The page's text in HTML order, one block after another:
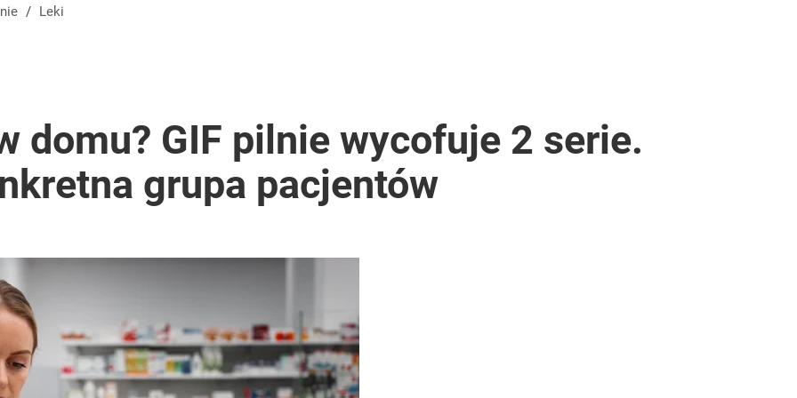
/ Leki
domu? GIF pilnie wycofuje 2 serie.
grupa pacjentów